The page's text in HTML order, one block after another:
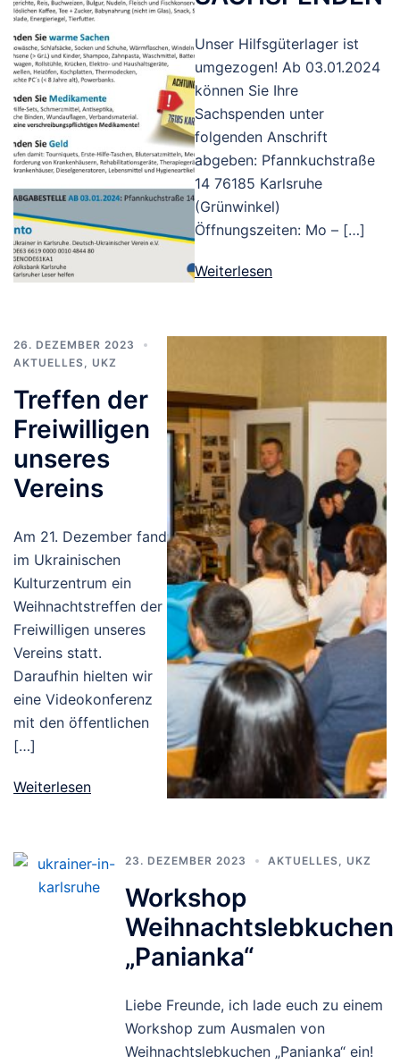
Unser Hilfsgüterlager ist
umgezogen! Ab 03.01.2024
können Sie Ihre
Sachspenden unter
folgenden Anschrift
abgeben: Pfannkuchstraße
14 76185 Karlsruhe
(Grünwinkel)
Öffnungszeiten: Mo – […]
Weiterlesen
26. DEZEMBER 2023
AKTUELLES
UKZ
Treffen der
Freiwilligen
unseres
Vereins
Am 21. Dezember fand
im Ukrainischen
Kulturzentrum ein
Weihnachtstreffen der
Freiwilligen unseres
Vereins statt.
Daraufhin hielten wir
eine Videokonferenz
mit den öffentlichen
[…]
Weiterlesen
23. DEZEMBER 2023 AKTUELLES UKZ
Workshop
Weihnachtslebkuchen
„Panianka“
Liebe Freunde, ich lade euch zu einem
Workshop zum Ausmalen von
Weihnachtslebkuchen „Panianka“ ein!